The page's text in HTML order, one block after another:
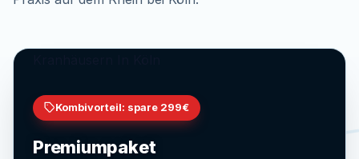
Kombivorteil: spare 299€
Premiumpaket